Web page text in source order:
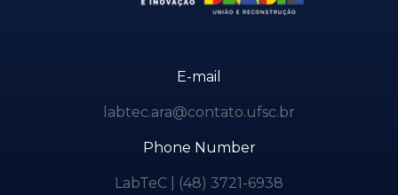
E-mail
labtec.ara@contato.ufsc.br
Phone Number
LabTeC | (48) 3721-6938